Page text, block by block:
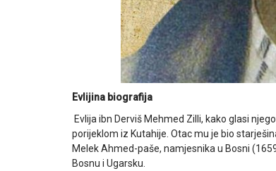
Evlijina biografija
Evlija ibn Derviš Mehmed Zilli, kako glasi
porijeklom iz Kutahije. Otac mu je bio
Melek Ahmed-paše, namjesnika u Bosni
Bosnu i Ugarsku.